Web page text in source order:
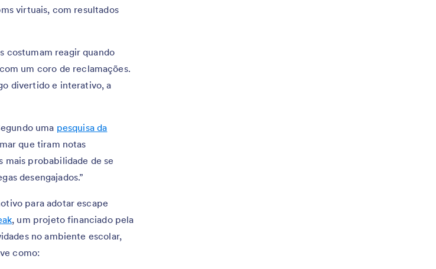
virtuais, com resultados
costumam reagir quando
um coro de reclamações.
divertido e interativo, a
uma pesquisa da
que tiram notas
mais probabilidade de se
desengajados.”
para adotar escape
, um projeto financiado pela
no ambiente escolar,
como: